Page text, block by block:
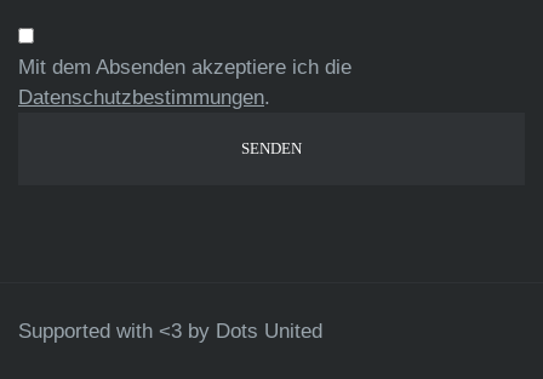
Mit dem Absenden akzeptiere ich die
Datenschutzbestimmungen.
Supported with <3 by Dots United